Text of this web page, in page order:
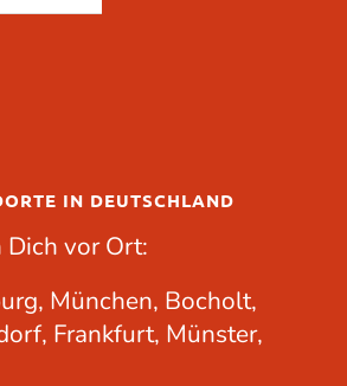
IN DEUTSCHLAND
vor Ort:
München, Bocholt,
Frankfurt, Münster,